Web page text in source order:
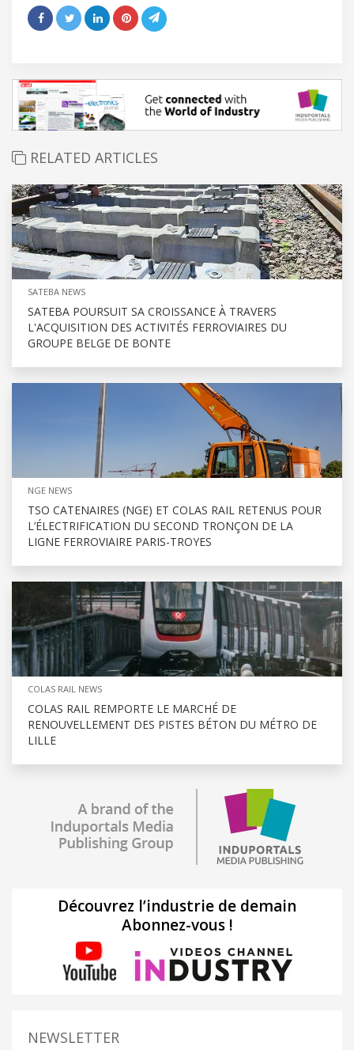
RELATED ARTICLES
SATEBA NEWS
SATEBA POURSUIT SA CROISSANCE À TRAVERS
L'ACQUISITION DES ACTIVITÉS FERROVIAIRES DU
GROUPE BELGE DE BONTE
NGE NEWS
TSO CATENAIRES (NGE) ET COLAS RAIL RETENUS POUR
L’ÉLECTRIFICATION DU SECOND TRONÇON DE LA
LIGNE FERROVIAIRE PARIS-TROYES
COLAS RAIL NEWS
COLAS RAIL REMPORTE LE MARCHÉ DE
RENOUVELLEMENT DES PISTES BÉTON DU MÉTRO DE
LILLE
Découvrez l’industrie de demain
Abonnez-vous !
NEWSLETTER